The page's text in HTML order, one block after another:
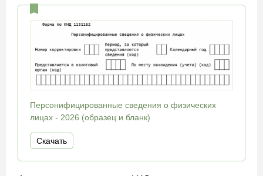
Персонифицированные сведения о физических
лицах - 2026 (образец и бланк)
Скачать